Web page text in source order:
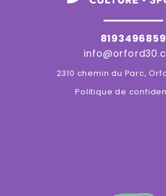
8193496859
2310 chemin du Parc,
Politique de